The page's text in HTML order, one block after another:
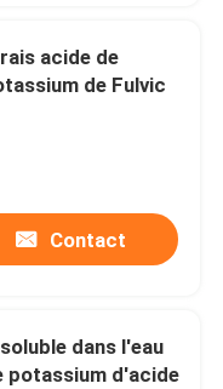
acide de
de Fulvic
Contact
dans l'eau
potassium d'acide